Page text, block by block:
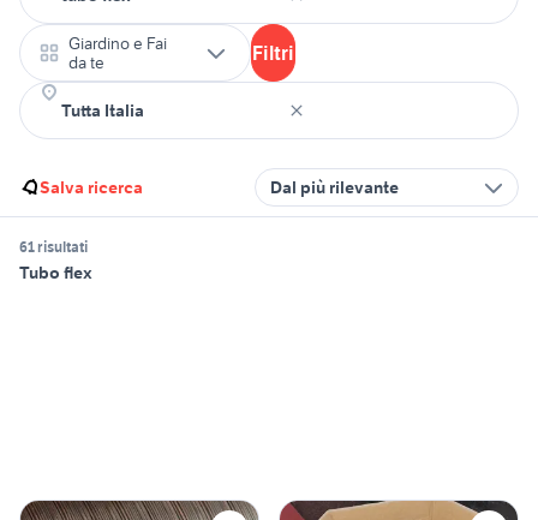
Giardino e Fai
da te
Filtri
Salva ricerca Dal più rilevante
61 risultati
Tubo flex